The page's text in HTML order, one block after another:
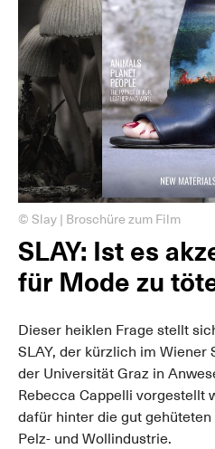
© Slay | Broschüre zum Film
SLAY: Ist es
für Mode zu
Dieser heiklen Frage stellt
SLAY, der kürzlich im Wiener
der Universität Graz in
Rebecca Cappelli vorgestellt
dafür hinter die gut
Pelz- und Wollindustrie.